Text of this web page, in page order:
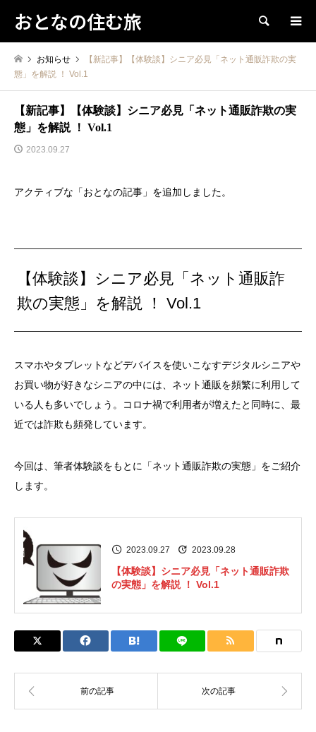
おとなの住む旅 検索
お知らせ
【新記事】【体験談】シニア必見「ネット通販詐欺の実
態」を解説 ！ Vol.1
【新記事】【体験談】シニア必見「ネット通販詐欺の実
態」を解説 ！ Vol.1
2023.09.27
アクティブな「おとなの記事」を追加しました。
【体験談】シニア必見「ネット通販詐
欺の実態」を解説 ！ Vol.1
スマホやタブレットなどデバイスを使いこなすデジタルシニアや
お買い物が好きなシニアの中には、ネット通販を頻繁に利用して
いる人も多いでしょう。コロナ禍で利用者が増えたと同時に、最
近では詐欺も頻発しています。
今回は、筆者体験談をもとに「ネット通販詐欺の実態」をご紹介
します。
2023.09.27 2023.09.28
【体験談】シニア必見「ネット通販詐欺
の実態」を解説 ！ Vol.1